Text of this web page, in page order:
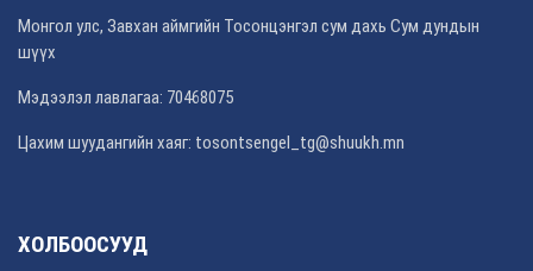
Монгол улс, Завхан аймгийн Тосонцэнгэл сум дахь Сум дундын
шүүх
Мэдээлэл лавлагаа: 70468075
Цахим шуудангийн хаяг: tosontsengel_tg@shuukh.mn
ХОЛБООСУУД